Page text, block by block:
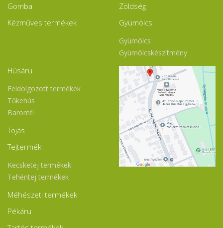
Gomba
Kézműves termékek
Zöldség
Gyümölcs
Gyümölcs
Gyümölcskészítmény
Húsáru
Feldolgozott termékek
Tőkehús
Baromfi
Tojás
Tejtermék
Kecsketej termékek
Tehéntej termékek
Méhészeti termékek
Pékáru